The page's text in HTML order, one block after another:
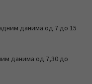
данима од 7 до 15
данима од 7,30 до